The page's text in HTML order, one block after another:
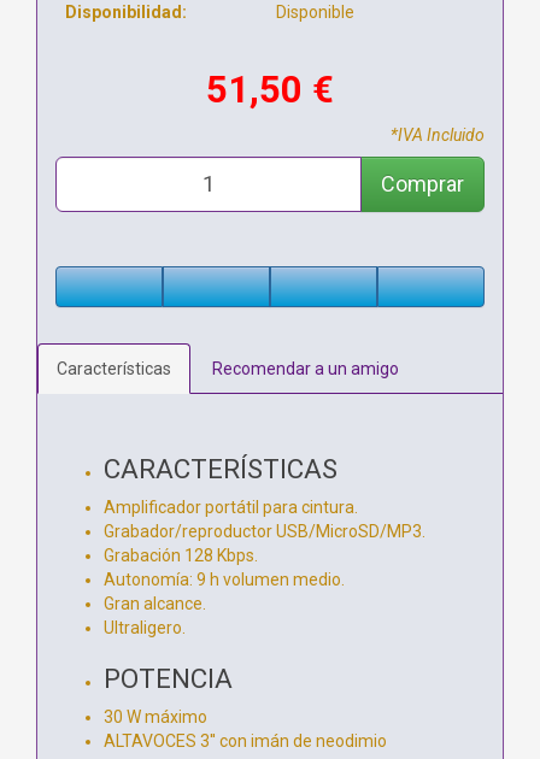
Disponibilidad: Disponible
51,50 €
*IVA Incluido
Comprar
Características Recomendar a un amigo
CARACTERÍSTICAS
Amplificador portátil para cintura.
Grabador/reproductor USB/MicroSD/MP3.
Grabación 128 Kbps.
Autonomía: 9 h volumen medio.
Gran alcance.
Ultraligero.
POTENCIA
30 W máximo
ALTAVOCES 3'' con imán de neodimio